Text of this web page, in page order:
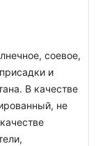
соевое,
и
В качестве
не